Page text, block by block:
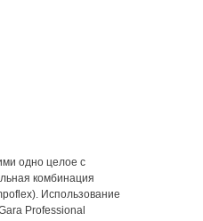
одно целое с
комбинация
Использование
Professional